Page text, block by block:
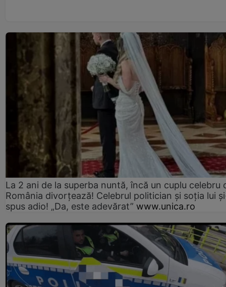
La 2 ani de la superba nuntă, încă un cuplu celebru
România divorțează! Celebrul politician și soția lui
spus adio! „Da, este adevărat” www.unica.ro